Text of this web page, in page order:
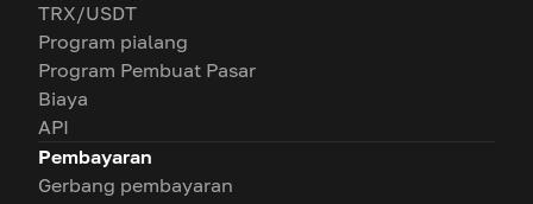
TRX/USDT
Program pialang
Program Pembuat Pasar
Biaya
API
Pembayaran
Gerbang pembayaran